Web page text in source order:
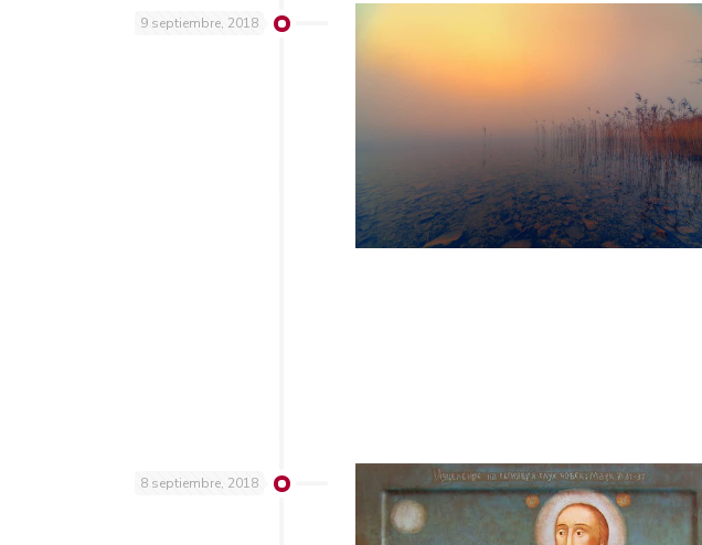
9 septiembre, 2018
8 septiembre, 2018